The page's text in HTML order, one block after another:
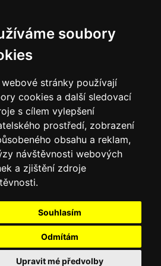
soubory
stránky používají
cookies a další sledovací
s cílem vylepšení
prostředí, zobrazení
obsahu a reklam,
návštěvnosti webových
a zjištění zdroje
Souhlasím
Odmítám
Upravit mé předvolby